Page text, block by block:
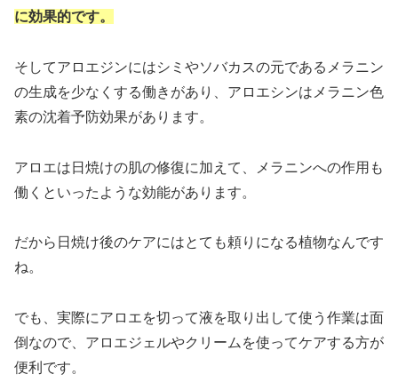
に効果的です。
そしてアロエジンにはシミやソバカスの元であるメラニン
の生成を少なくする働きがあり、アロエシンはメラニン色
素の沈着予防効果があります。
アロエは日焼けの肌の修復に加えて、メラニンへの作用も
働くといったような効能があります。
だから日焼け後のケアにはとても頼りになる植物なんです
ね。
でも、実際にアロエを切って液を取り出して使う作業は面
倒なので、アロエジェルやクリームを使ってケアする方が
便利です。